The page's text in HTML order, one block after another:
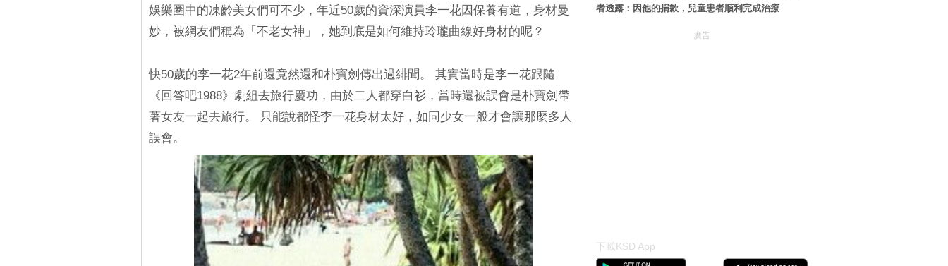
娛樂圈中的凍齡美女們可不少，年近50歲的資深演員李一花因保養有道，身材曼
妙，被網友們稱為「不老女神」，她到底是如何維持玲瓏曲線好身材的呢？
快50歲的李一花2年前還竟然還和朴寶劍傳出過緋聞。 其實當時是李一花跟隨
《回答吧1988》劇組去旅行慶功，由於二人都穿白衫，當時還被誤會是朴寶劍帶
著女友一起去旅行。 只能說都怪李一花身材太好，如同少女一般才會讓那麼多人
誤會。
者透露：因他的捐款，兒童患者順利完成治療
廣告
下載KSD App